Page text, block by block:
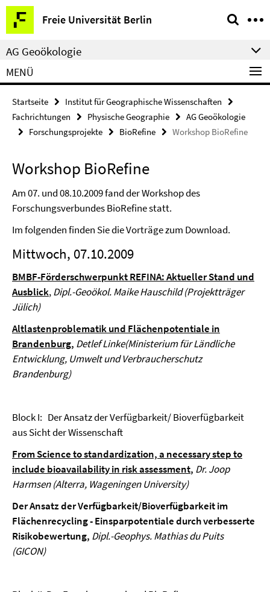
Springe
direkt
zu
Inhalt
Freie Universität Berlin
Service-
Navigation
AG Geoökologie
MENÜ
Startseite
Institut für Geographische Wissenschaften
Fachrichtungen
Physische Geographie
AG Geoökologie
Forschungsprojekte
BioRefine Workshop BioRefine
Workshop BioRefine
Am 07. und 08.10.2009 fand der Workshop des
Forschungsverbundes BioRefine statt.
Im folgenden finden Sie die Vorträge zum Download.
Mittwoch, 07.10.2009
BMBF-Förderschwerpunkt REFINA: Aktueller Stand und
Ausblick,Dipl.-Geoökol.Maike Hauschild (Projektträger
Jülich)
Altlastenproblematik und Flächenpotentiale in
Brandenburg, Detlef Linke(Ministerium für Ländliche
Entwicklung, Umwelt und Verbraucherschutz
Brandenburg)
Block I: Der Ansatz der Verfügbarkeit/ Bioverfügbarkeit
aus Sicht der Wissenschaft
From Science tostandardization, a necessary step to
include bioavailability in risk assessment, Dr. Joop
Harmsen (Alterra, Wageningen University)
Der Ansatz der Verfügbarkeit/Bioverfügbarkeit im
Flächenrecycling - Einsparpotentiale durch verbesserte
Risikobewertung, Dipl.-Geophys. Mathias du Puits
(GICON)